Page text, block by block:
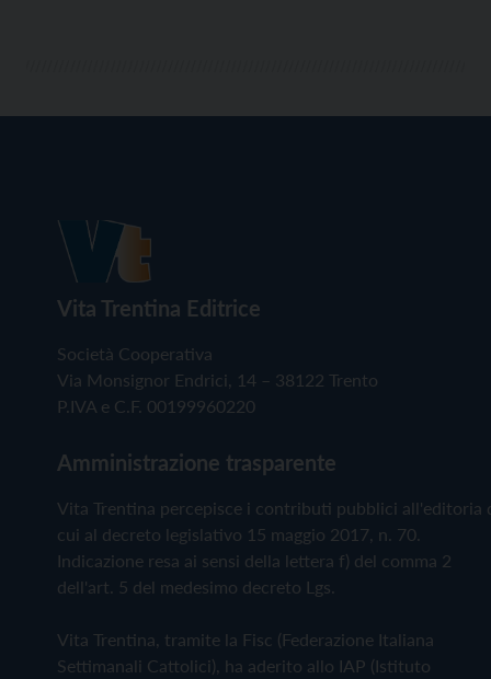
Vita Trentina Editrice
Società Cooperativa
Via Monsignor Endrici, 14 – 38122 Trento
P.IVA e C.F. 00199960220
Amministrazione trasparente
Vita Trentina percepisce i contributi pubblici all'editoria
cui al decreto legislativo 15 maggio 2017, n. 70.
Indicazione resa ai sensi della lettera f) del comma 2
dell'art. 5 del medesimo decreto Lgs.
Vita Trentina, tramite la Fisc (Federazione Italiana
Settimanali Cattolici), ha aderito allo IAP (Istituto